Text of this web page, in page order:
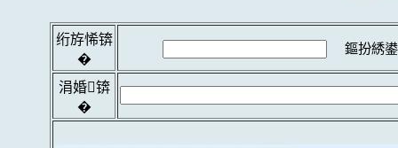
绗斿悕锛
�
鏂扮綉
涓婚锛
�